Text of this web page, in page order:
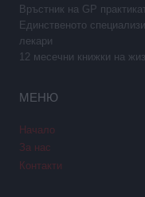
Връстник на GP
Единственото
лекари
12 месечни книжки на
МЕНЮ
Начало
За нас
Контакти